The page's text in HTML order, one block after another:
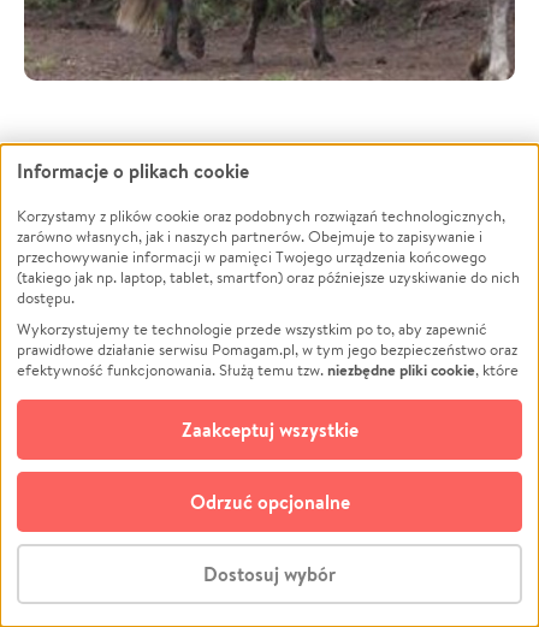
Sylwus po leczeniu, obecenie:
Stwórz zbiórkę - za darmo
Informacje o plikach cookie
Korzystamy z plików cookie oraz podobnych rozwiązań technologicznych,
zarówno własnych, jak i naszych partnerów. Obejmuje to zapisywanie i
przechowywanie informacji w pamięci Twojego urządzenia końcowego
(takiego jak np. laptop, tablet, smartfon) oraz późniejsze uzyskiwanie do nich
dostępu.
Wykorzystujemy te technologie przede wszystkim po to, aby zapewnić
prawidłowe działanie serwisu Pomagam.pl, w tym jego bezpieczeństwo oraz
efektywność funkcjonowania. Służą temu tzw.niezbędne pliki cookie, które
opcjonalnych plików cookie
technologii do celów analitycznych i retargetingowych. Możesz wyrazić
zgodę na ich stosowanie lub jej odmówić. W dowolnym momencie masz
możliwość zmiany swoich preferencji na stronie „Zarządzaj zgodami cookie”,
do której link znajdziesz w stopce serwisu Pomagam.pl. Opcjonalne pliki
cookie wykorzystywane są w następujących celach:
działanie serwisu Pomagam.pl. Dzięki nim możemy zrozumieć, jak
użytkownicy korzystają z naszego serwisu – skąd trafiają do serwisu, jak
Dostosuj wybór
Odrzuć opcjonalne
Zaakceptuj wszystkie